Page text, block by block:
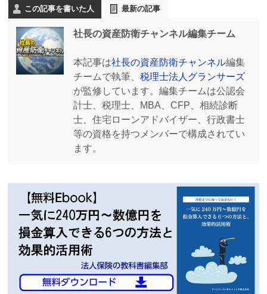
この記事を書いた人 最新の記事
社長の資産防衛チャンネル編集チーム
本記事は社長の資産防衛チャンネル編集
チームで執筆、 税理士法人グランサーズ
が監修しています。編集チームは公認会
計士、税理士、MBA、CFP、相続診断
士、住宅ローンアドバイザー、行政書士
等の資格を持つメンバーで構成されてい
ます。